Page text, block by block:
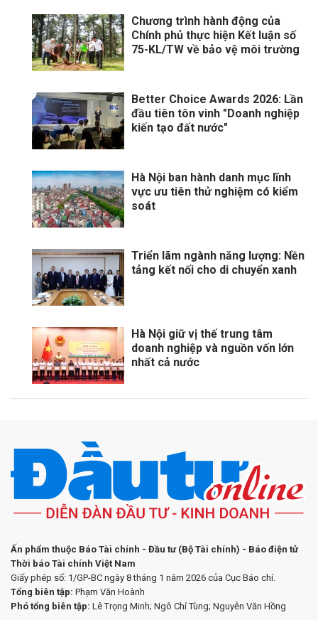
Chương trình hành động của
Chính phủ thực hiện Kết luận số
75-KL/TW về bảo vệ môi trường
Better Choice Awards 2026: Lần
đầu tiên tôn vinh "Doanh nghiệp
kiến tạo đất nước"
Hà Nội ban hành danh mục lĩnh
vực ưu tiên thử nghiệm có kiểm
soát
Triển lãm ngành năng lượng: Nền
tảng kết nối cho di chuyển xanh
Hà Nội giữ vị thế trung tâm
doanh nghiệp và nguồn vốn lớn
nhất cả nước
Ấn phẩm thuộc Báo Tài chính - Đầu tư (Bộ Tài chính) - Báo điện tử
Thời báo Tài chính Việt Nam
Giấy phép số: 1/GP-BC ngày 8 tháng 1 năm 2026 của Cục Báo chí.
Tổng biên tập: Phạm Văn Hoành
Phó tổng biên tập: Lê Trọng Minh; Ngô Chí Tùng; Nguyễn Văn Hồng